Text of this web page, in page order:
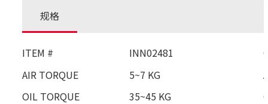
规格
ITEM # INN02481
AIR TORQUE
5~7 KG
OIL TORQUE
35~45 KG